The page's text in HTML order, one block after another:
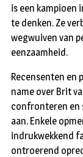
is een kampioen
te denken. Ze
wegwuiven van
eenzaamheid.
Recensenten en
name over Brit
confronteren en
aan. Enkele
indrukwekkend
ontroerend